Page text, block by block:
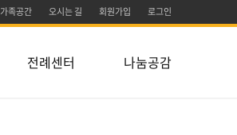
가족공간 오시는 길 회원가입 로그인
전례센터 나눔공감